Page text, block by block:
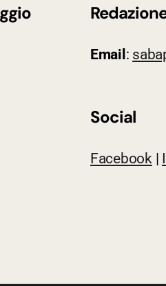
Email :
Social
Facebook|